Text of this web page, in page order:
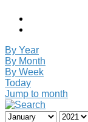
By Year
By Month
By Week
Today
Jump to month